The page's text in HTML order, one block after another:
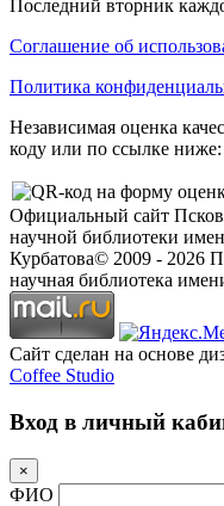
Последний вторник
Соглашение об
Политика
Независимая оценка
коду или по ссылке ниже:
Официальный сайт
научной библиотеки
Курбатова© 2009 - 2026
научная библиотека
Сайт сделан на основе
Coffee Studio
Вход в личный
×
ФИО